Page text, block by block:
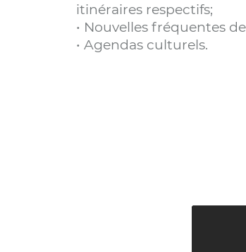
itinéraires respectifs;
• Nouvelles fréquentes
• Agendas culturels.